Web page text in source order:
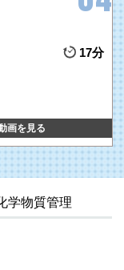
17分
画を見る
学物質管理